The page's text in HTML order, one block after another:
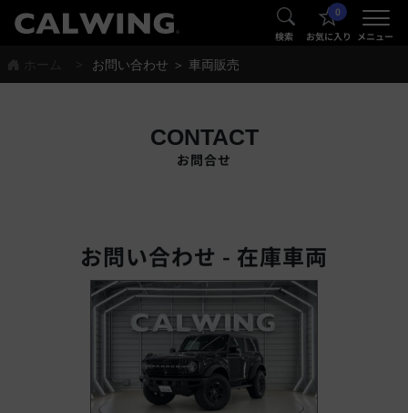
® 検索
0
お気に入り メニュー
®
お問い合わせ ＞ 車両販売
CONTACT
お問合せ
お問い合わせ - 在庫車両